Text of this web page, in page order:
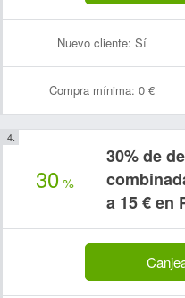
Nuevo cliente: Sí
Compra mínima: 0 €
30 %
30% de
a 15 € en